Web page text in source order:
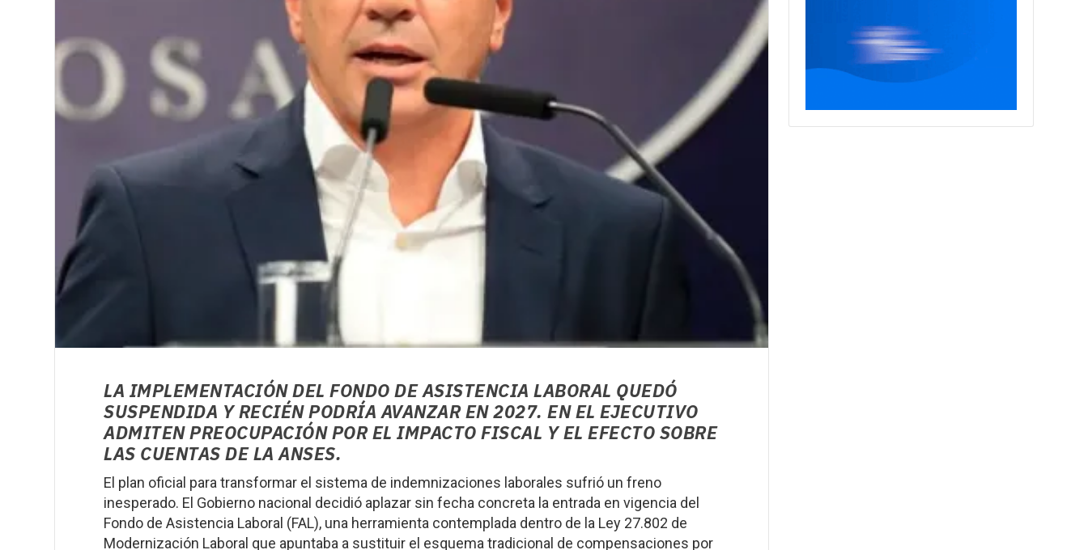
LA IMPLEMENTACIÓN DEL FONDO DE ASISTENCIA LABORAL QUEDÓ
SUSPENDIDA Y RECIÉN PODRÍA AVANZAR EN 2027. EN EL EJECUTIVO
ADMITEN PREOCUPACIÓN POR EL IMPACTO FISCAL Y EL EFECTO SOBRE
LAS CUENTAS DE LA ANSES.
El plan oficial para transformar el sistema de indemnizaciones laborales sufrió un freno
inesperado. El Gobierno nacional decidió aplazar sin fecha concreta la entrada en vigencia del
Fondo de Asistencia Laboral (FAL), una herramienta contemplada dentro de la Ley 27.802 de
Modernización Laboral que apuntaba a sustituir el esquema tradicional de compensaciones por